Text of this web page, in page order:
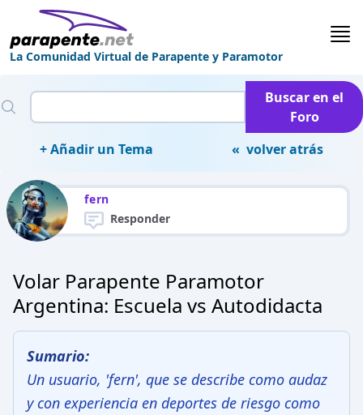
La Comunidad Virtual de Parapente y Paramotor
Buscar en el
Foro
+ Añadir un Tema
« volver atrás
fern
Responder
Volar Parapente Paramotor
Argentina: Escuela vs Autodidacta
Sumario:
Un usuario, 'fern', que se describe como audaz
y con experiencia en deportes de riesgo como